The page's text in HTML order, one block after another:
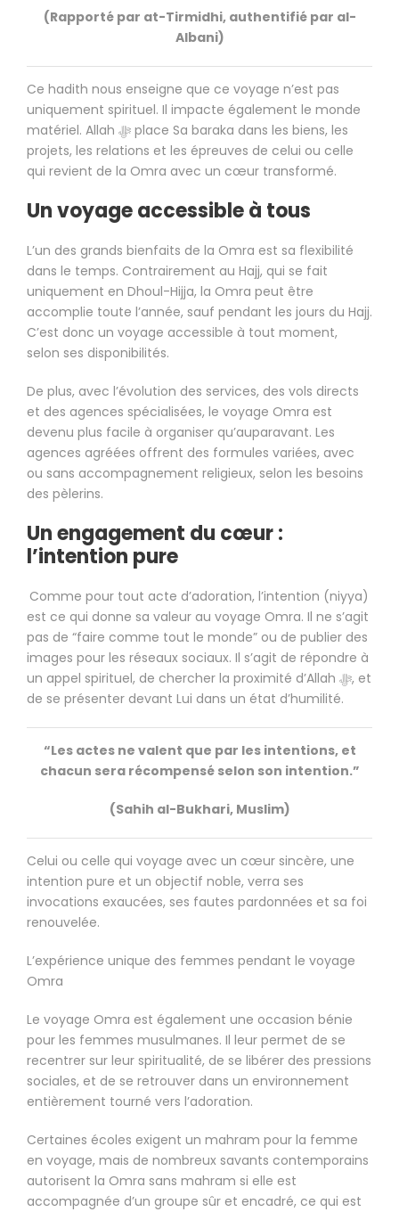
(Rapporté par at-Tirmidhi, authentifié par al-
Albani)
Ce hadith nous enseigne que ce voyage n’est pas
uniquement spirituel. Il impacte également le monde
matériel. Allah ﷻ place Sa baraka dans les biens, les
projets, les relations et les épreuves de celui ou celle
qui revient de la Omra avec un cœur transformé.
Un voyage accessible à tous
L’un des grands bienfaits de la Omra est sa flexibilité
dans le temps. Contrairement au Hajj, qui se fait
uniquement en Dhoul-Hijja, la Omra peut être
accomplie toute l’année, sauf pendant les jours du Hajj.
C’est donc un voyage accessible à tout moment,
selon ses disponibilités.
De plus, avec l’évolution des services, des vols directs
et des agences spécialisées, le voyage Omra est
devenu plus facile à organiser qu’auparavant. Les
agences agréées offrent des formules variées, avec
ou sans accompagnement religieux, selon les besoins
des pèlerins.
Un engagement du cœur :
l’intention pure
Comme pour tout acte d’adoration, l’intention (niyya)
est ce qui donne sa valeur au voyage Omra. Il ne s’agit
pas de “faire comme tout le monde” ou de publier des
images pour les réseaux sociaux. Il s’agit de répondre à
un appel spirituel, de chercher la proximité d’Allah ﷻ, et
de se présenter devant Lui dans un état d’humilité.
“Les actes ne valent que par les intentions, et
chacun sera récompensé selon son intention.”
(Sahih al-Bukhari, Muslim)
Celui ou celle qui voyage avec un cœur sincère, une
intention pure et un objectif noble, verra ses
invocations exaucées, ses fautes pardonnées et sa foi
renouvelée.
L’expérience unique des femmes pendant le voyage
Omra
Le voyage Omra est également une occasion bénie
pour les femmes musulmanes. Il leur permet de se
recentrer sur leur spiritualité, de se libérer des pressions
sociales, et de se retrouver dans un environnement
entièrement tourné vers l’adoration.
Certaines écoles exigent un mahram pour la femme
en voyage, mais de nombreux savants contemporains
autorisent la Omra sans mahram si elle est
accompagnée d’un groupe sûr et encadré, ce qui est